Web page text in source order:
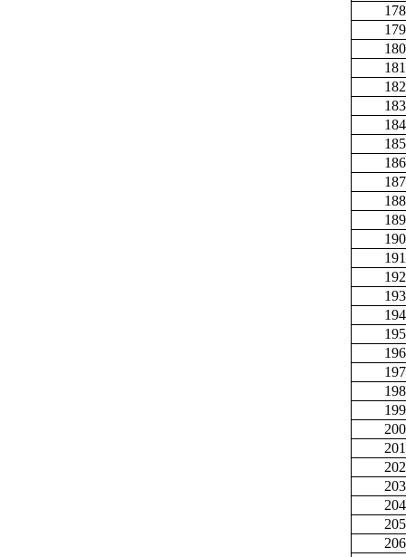
178
179
180
181
182
183
184
185
186
187
188
189
190
191
192
193
194
195
196
197
198
199
200
201
202
203
204
205
206